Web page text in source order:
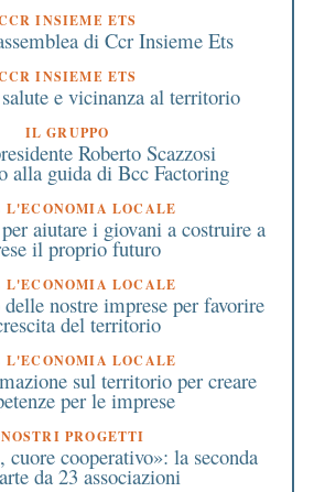
INSIEME ETS
di Ccr Insieme Ets
INSIEME ETS
e vicinanza al territorio
IL GRUPPO
Roberto Scazzosi
alla guida di Bcc Factoring
L'ECONOMIA LOCALE
aiutare i giovani a costruire a
il proprio futuro
L'ECONOMIA LOCALE
nostre imprese per favorire
del territorio
L'ECONOMIA LOCALE
sul territorio per creare
per le imprese
PROGETTI
cooperativo»: la seconda
da 23 associazioni